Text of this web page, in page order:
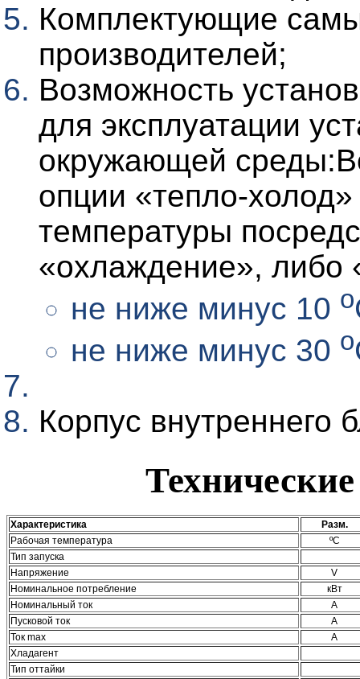
Комплектующие
производителей;
Возможность
для эксплуатации
окружающей
опции «тепло-
температуры
«охлаждение», либо
не ниже минус 10 о
не ниже минус 30 о
Корпус внутреннего
Характеристика
Разм.
Рабочая температура
ºС
Тип запуска
Напряжение
V
Номинальное потребление
кВт
Номинальный ток
А
Пусковой ток
А
Ток max
А
Хладагент
Тип оттайки